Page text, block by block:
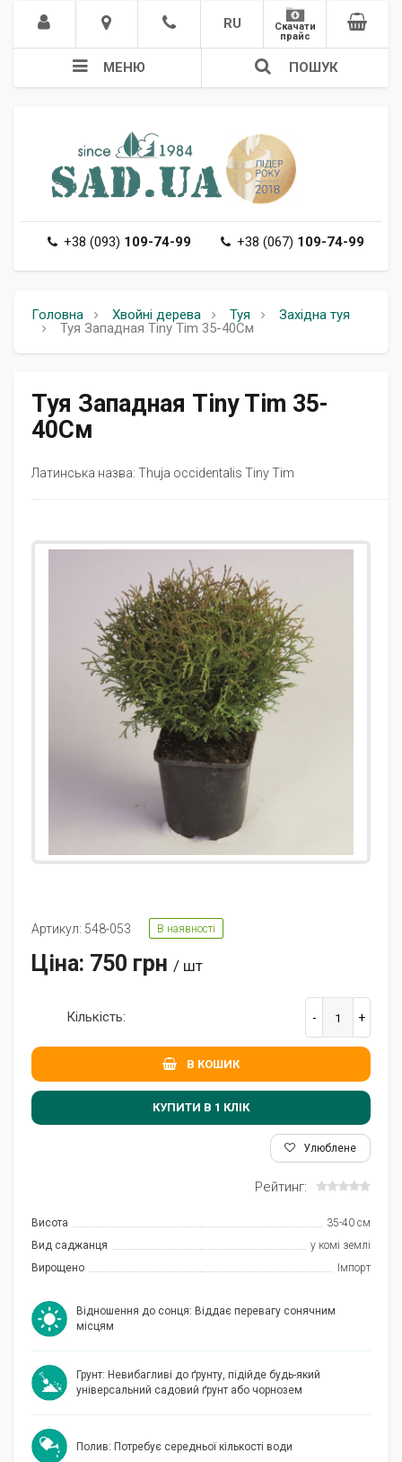
RU
Скачати
прайс
МЕНЮ ПОШУК
+38 (093) 109-74-99 +38 (067) 109-74-99
Головна Хвойні дерева Туя
Західна туя
Туя Западная Tiny Tim 35-40См
Туя Западная Tiny Tim 35-
40См
Латинська назва: Thuja occidentalis Tiny Tim
Артикул: 548-053 В наявності
Ціна: 750 грн / шт
Кількість:
В КОШИК
КУПИТИ В 1 КЛIК
Улюблене
Рейтинг:
Висота
35-40 см
Вид саджанця
у комі землі
Вирощено
Імпорт
Відношення до сонця: Віддає перевагу сонячним
місцям
Грунт: Невибагливі до ґрунту, підійде будь-який
універсальний садовий ґрунт або чорнозем
Полив: Потребує середньої кількості води